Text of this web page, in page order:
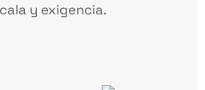
y exigencia.